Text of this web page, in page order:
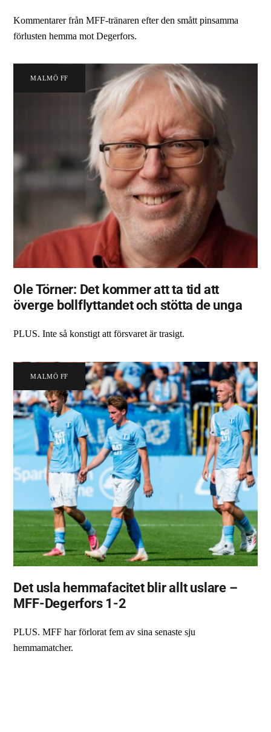
Kommentarer från MFF-tränaren efter den smått pinsamma
förlusten hemma mot Degerfors.
MALMÖ FF
Ole Törner: Det kommer att ta tid att
överge bollflyttandet och stötta de unga
PLUS. Inte så konstigt att försvaret är trasigt.
MALMÖ FF
Det usla hemmafacitet blir allt uslare –
MFF-Degerfors 1-2
PLUS. MFF har förlorat fem av sina senaste sju
hemmamatcher.